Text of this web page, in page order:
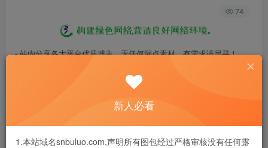
74
- 站内分享各大平台优质博主，无任何漏点素材，有需求请另寻！
- 百度网盘提示提取码错误，请更换浏览器重试，这是百度网盘版本问
- 遇见解压密码不对、无法解压，请查看《解压教程》
- 资源失效/充值未到账/账号解禁...等问题请《提交工单》
新人必看
1.本站域名snbuluo.com,声明所有图包经过严格审核没有任何露